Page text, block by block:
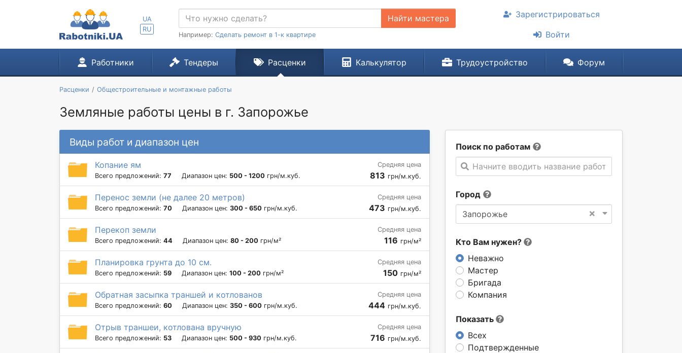
UA
RU
Найти мастера
Например: Сделать ремонт в 1-к квартире
Зарегистрироваться
Войти
Работники Тендеры Расценки Калькулятор Трудоустройство Форум
Расценки Общестроительные и монтажные работы
Земляные работы цены в г. Запорожье
Поиск по работам
Начните вводить название работы
Город
×
Запорожье
Кто Вам нужен?
Неважно
Мастер
Бригада
Компания
Показать
Всех
Подтвержденные
Виды работ и диапазон цен
Копание ям
Всего предложений: 77 Диапазон цен: 500 - 1200 грн/м.куб.
Средняя цена
813 грн/м.куб.
Перенос земли (не далее 20 метров)
Всего предложений: 70 Диапазон цен: 300 - 650 грн/м.куб.
Средняя цена
473 грн/м.куб.
Перекоп земли
Всего предложений: 44 Диапазон цен: 80 - 200 грн/м²
Средняя цена
116 грн/м²
Планировка грунта до 10 см.
Всего предложений: 59 Диапазон цен: 100 - 200 грн/м²
Средняя цена
150 грн/м²
Обратная засыпка траншей и котлованов
Всего предложений: 60 Диапазон цен: 350 - 600 грн/м.куб.
Средняя цена
444 грн/м.куб.
Отрыв траншеи, котлована вручную
Всего предложений: 53 Диапазон цен: 500 - 930 грн/м.куб.
Средняя цена
716 грн/м.куб.